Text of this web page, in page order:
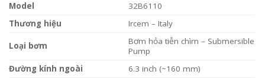
Model
32B6110
Thương hiệu
Ircem – Italy
Loại bơm
Bơm hỏa tiễn chìm – Submersible
Pump
Đường kính ngoài
6.3 inch (~160 mm)